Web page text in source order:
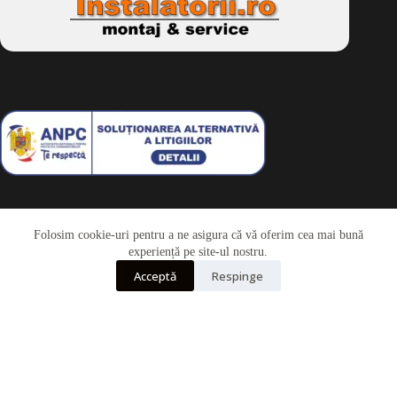
Folosim cookie-uri pentru a ne asigura că vă oferim cea mai bună
experiență pe site-ul nostru.
Acceptă Respinge
Drepturi de autor © 2026 - Dkbike.ropowered by